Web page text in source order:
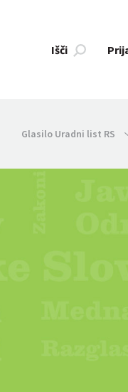
Išči
Glasilo Uradni list RS